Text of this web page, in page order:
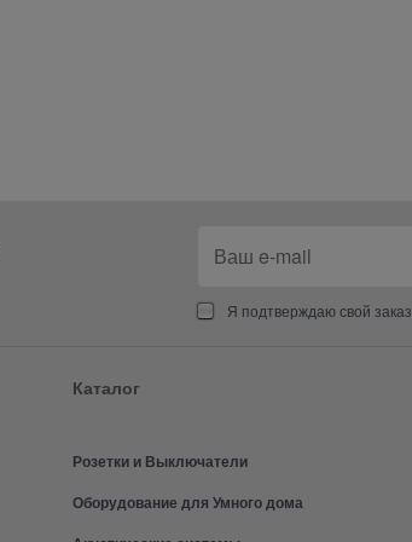
Я подтверждаю свой заказ.
Каталог
Розетки и Выключатели
Оборудование для Умного дома